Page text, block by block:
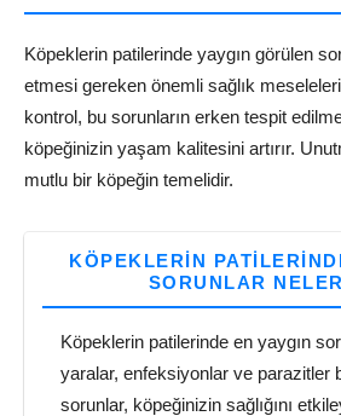
Köpeklerin patilerinde yaygın görülen
etmesi gereken önemli sağlık
kontrol, bu sorunların erken tespit
köpeğinizin yaşam kalitesini artırır.
mutlu bir köpeğin temelidir.
KÖPEKLERIN
SORUNLAR
Köpeklerin patilerinde en yaygın
yaralar, enfeksiyonlar ve parazitler
sorunlar, köpeğinizin sağlığını